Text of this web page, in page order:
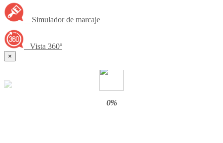
Simulador de marcaje
Vista 360º
×